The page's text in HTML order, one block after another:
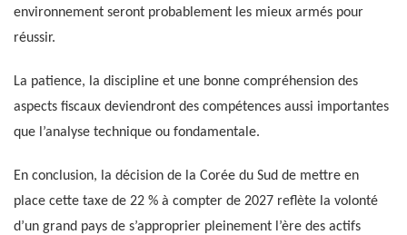
environnement seront probablement les mieux armés pour
réussir.
La patience, la discipline et une bonne compréhension des
aspects fiscaux deviendront des compétences aussi importantes
que l’analyse technique ou fondamentale.
En conclusion, la décision de la Corée du Sud de mettre en
place cette taxe de 22 % à compter de 2027 reflète la volonté
d’un grand pays de s’approprier pleinement l’ère des actifs